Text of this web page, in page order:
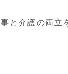
と介護の両